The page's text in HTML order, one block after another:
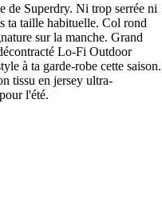
de Superdry. Ni trop serrée ni
ta taille habituelle. Col rond
sur la manche. Grand
Lo-Fi Outdoor
à ta garde-robe cette saison.
tissu en jersey ultra-
l'été.